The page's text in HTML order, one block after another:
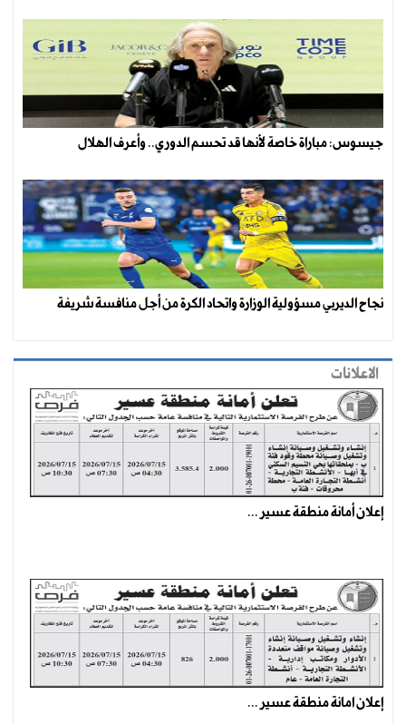
جيسوس: مباراة خاصة لأنها قد تحسم الدوري.. وأعرف الهلال
نجاح الديربي مسؤولية الوزارة واتحاد الكرة من أجل منافسة شريفة
الاعلانات
إعلان أمانة منطقة عسير ...
إعلان امانة منطقة عسير ...